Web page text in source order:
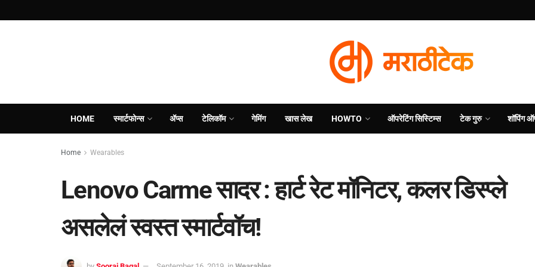
HOME स्मार्टफोन्स ॲप्स टेलिकॉम गेमिंग खास लेख HOWTO ऑपरेटिंग सिस्टिम्स टेक गुरु शॉपिंग
Home Wearables
Lenovo Carme सादर : हार्ट रेट मॉनिटर, कलर डिस्प्ले
असलेलं स्वस्त स्मार्टवॉच!